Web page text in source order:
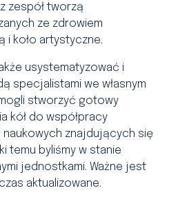
zespół tworzą
ze zdrowiem
i koło artystyczne.
usystematyzować i
specjalistami we własnym
stworzyć gotowy
kół do współpracy
naukowych znajdujących się
temu byliśmy w stanie
jednostkami. Ważne jest
aktualizowane.